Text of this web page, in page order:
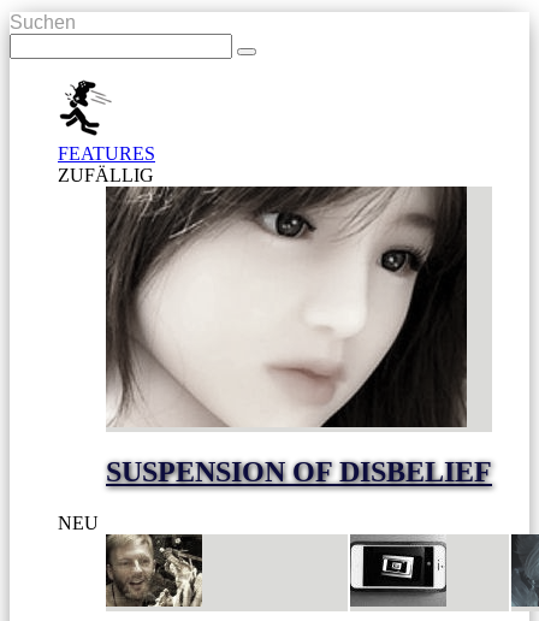
Suchen
FEATURES
ZUFÄLLIG
SUSPENSION OF DISBELIEF
NEU